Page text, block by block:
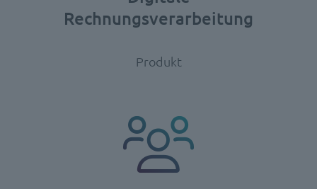
Rechnungsverarbeitung
Produkt